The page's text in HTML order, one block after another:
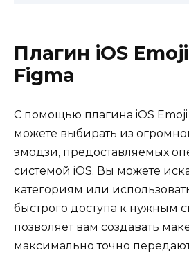
Плагин iOS
Figma
С помощью плагина iOS
можете выбирать из
эмодзи, предоставляемых
системой iOS. Вы можете
категориям или
быстрого доступа к нужным
позволяет вам создавать
максимально точно